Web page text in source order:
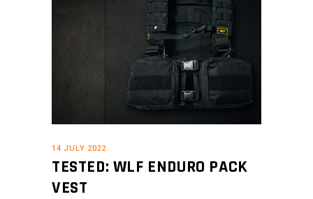
14 JULY 2022
TESTED: WLF ENDURO PACK
VEST